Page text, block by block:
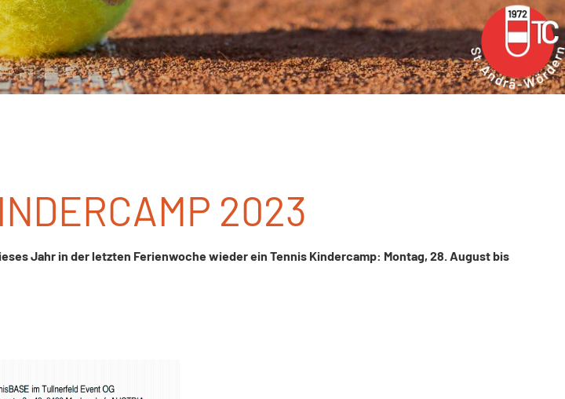
2023
Jahr in der letzten Ferienwoche wieder ein Tennis Kindercamp: Montag, 28. August bis